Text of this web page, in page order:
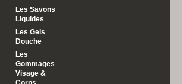
Les Savons
Liquides
Les Gels
Douche
Les
Gommages
Visage &